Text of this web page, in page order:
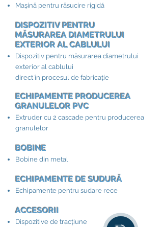
Mașină pentru răsucire rigidă
DISPOZITIV PENTRU
MĂSURAREA DIAMETRULUI
EXTERIOR AL CABLULUI​
Dispozitiv pentru măsurarea diametrului
exterior al cablului
direct în procesul de fabricație
ECHIPAMENTE PRODUCEREA
GRANULELOR PVC
Extruder cu 2 cascade pentru producerea
granulelor
BOBINE
Bobine din metal
ECHIPAMENTE DE SUDURĂ
Echipamente pentru sudare rece
ACCESORII​
Dispozitive de tracțiune